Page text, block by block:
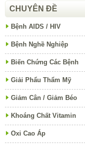
CHUYÊN ĐỀ
Bệnh AIDS / HIV
Bệnh Nghề Nghiệp
Biến Chứng Các Bệnh
Giải Phẩu Thẩm Mỹ
Giảm Cân / Giảm Béo
Khoáng Chất Vitamin
Oxi Cao Áp